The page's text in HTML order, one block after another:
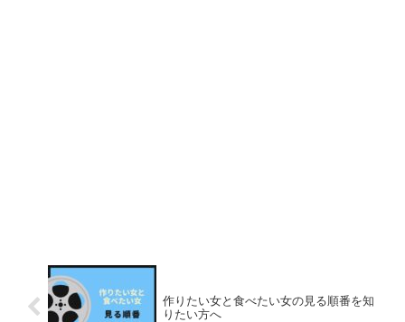
作りたい女と食べたい女の見る順番を知
りたい方へ